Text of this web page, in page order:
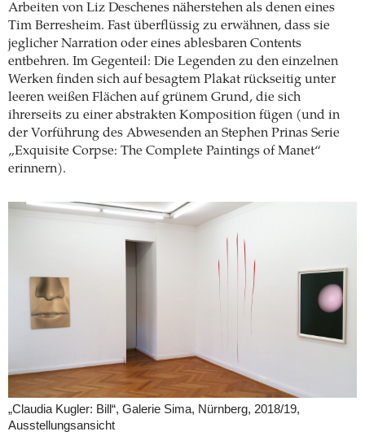
Arbeiten von Liz Deschenes näherstehen als denen eines
Tim Berresheim. Fast überflüssig zu erwähnen, dass sie
jeglicher Narration oder eines ablesbaren Contents
entbehren. Im Gegenteil: Die Legenden zu den einzelnen
Werken finden sich auf besagtem Plakat rückseitig unter
leeren weißen Flächen auf grünem Grund, die sich
ihrerseits zu einer abstrakten Komposition fügen (und in
der Vorführung des Abwesenden an Stephen Prinas Serie
„Exquisite Corpse: The Complete Paintings of Manet“
erinnern).
„Claudia Kugler: Bill“, Galerie Sima, Nürnberg, 2018/19,
Ausstellungsansicht